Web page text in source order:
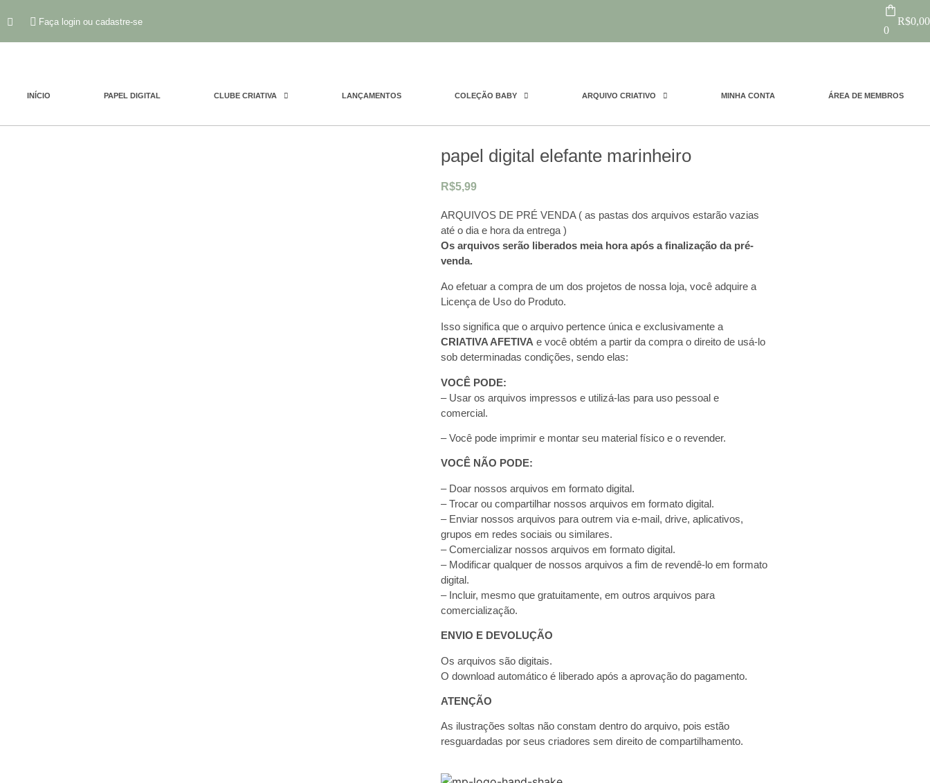
Faça login ou cadastre-se
0
R$0,00
INÍCIO PAPEL DIGITAL CLUBE CRIATIVA LANÇAMENTOS COLEÇÃO BABY ARQUIVO CRIATIVO MINHA CONTA ÁREA DE MEMBROS
papel digital elefante marinheiro
R$5,99
ARQUIVOS DE PRÉ VENDA ( as pastas dos arquivos estarão vazias
até o dia e hora da entrega )
Os arquivos serão liberados meia hora após a finalização da pré-
venda.
Ao efetuar a compra de um dos projetos de nossa loja, você adquire a
Licença de Uso do Produto.
Isso significa que o arquivo pertence única e exclusivamente a
CRIATIVA AFETIVA e você obtém a partir da compra o direito de usá-lo
sob determinadas condições, sendo elas:
VOCÊ PODE:
– Usar os arquivos impressos e utilizá-las para uso pessoal e
comercial.
– Você pode imprimir e montar seu material físico e o revender.
VOCÊ NÃO PODE:
– Doar nossos arquivos em formato digital.
– Trocar ou compartilhar nossos arquivos em formato digital.
– Enviar nossos arquivos para outrem via e-mail, drive, aplicativos,
grupos em redes sociais ou similares.
– Comercializar nossos arquivos em formato digital.
– Modificar qualquer de nossos arquivos a fim de revendê-lo em formato
digital.
– Incluir, mesmo que gratuitamente, em outros arquivos para
comercialização.
ENVIO E DEVOLUÇÃO
Os arquivos são digitais.
O download automático é liberado após a aprovação do pagamento.
ATENÇÃO
As ilustrações soltas não constam dentro do arquivo, pois estão
resguardadas por seus criadores sem direito de compartilhamento.